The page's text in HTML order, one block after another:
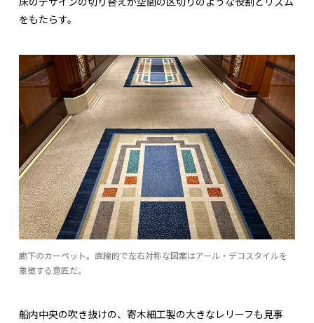
をもたらす。
廊下のカーペット。直線的で左右対称な図案はアール・デコスタイルを
象徴する意匠だ。
船内中央の吹き抜けの、寄木細工製の大きなレリーフも見事